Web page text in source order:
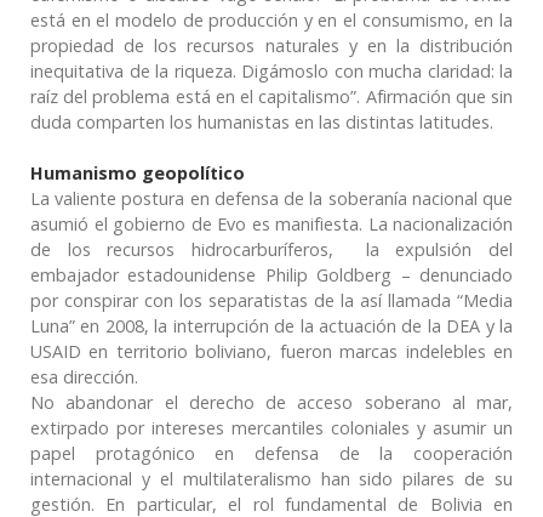
está en el modelo de producción y en el consumismo, en la
propiedad de los recursos naturales y en la distribución
inequitativa de la riqueza. Digámoslo con mucha claridad: la
raíz del problema está en el capitalismo”. Afirmación que sin
duda comparten los humanistas en las distintas latitudes.
Humanismo geopolítico
La valiente postura en defensa de la soberanía nacional que
asumió el gobierno de Evo es manifiesta. La nacionalización
de los recursos hidrocarburíferos, la expulsión del
embajador estadounidense Philip Goldberg – denunciado
por conspirar con los separatistas de la así llamada “Media
Luna” en 2008, la interrupción de la actuación de la DEA y la
USAID en territorio boliviano, fueron marcas indelebles en
esa dirección.
No abandonar el derecho de acceso soberano al mar,
extirpado por intereses mercantiles coloniales y asumir un
papel protagónico en defensa de la cooperación
internacional y el multilateralismo han sido pilares de su
gestión. En particular, el rol fundamental de Bolivia en